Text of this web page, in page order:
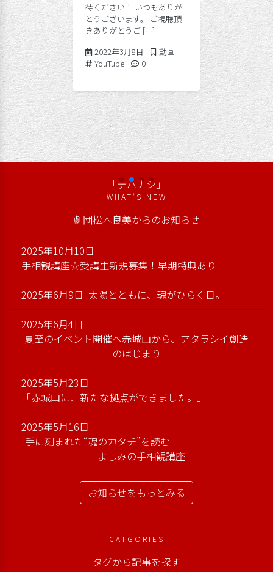
待ください！ いつもありが
とうございます。 ご視聴頂
きありがとうご […]
2022年3月8日 2022年3月8日
Posted in
動画
Tags:
YouTube Comments:
0
「テハナシ」
WHAT’S NEW
劇団松本良美からのお知らせ
2025年10月10日
手相観講座☆受講生新規募集！早期特典あり
2025年6月9日 太陽とともに、魂がひらく日。
2025年6月4日
夏至のイベント開催へ――赤城山から、アタラシイ創造
のはじまり
2025年5月23日
「赤城山に、新たな拠点ができました。」
2025年5月16日
手に刻まれた“魂のカタチ”を読む
｜よしみの手相観講座
お知らせをもっとみる
CATGORIES
タグから記事を探す